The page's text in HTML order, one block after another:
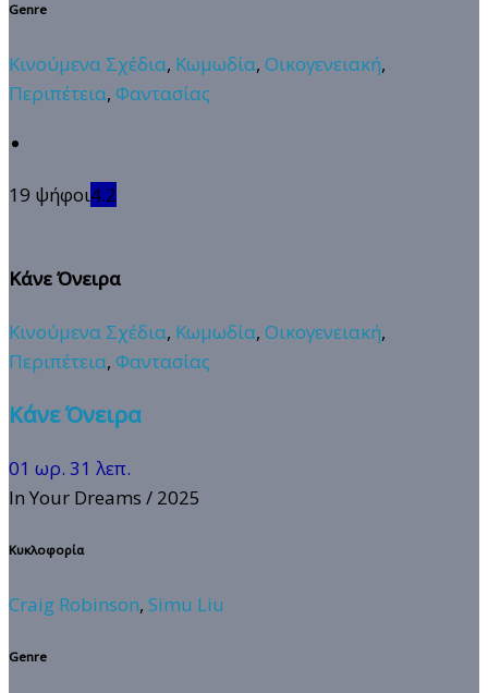
Genre
Κινούμενα Σχέδια, Κωμωδία, Οικογενειακή,
Περιπέτεια, Φαντασίας
19 ψήφοι4.2
Κάνε Όνειρα
Κινούμενα Σχέδια, Κωμωδία, Οικογενειακή,
Περιπέτεια, Φαντασίας
Κάνε Όνειρα
01 ωρ. 31 λεπ.
In Your Dreams / 2025
Κυκλοφορία
Craig Robinson, Simu Liu
Genre